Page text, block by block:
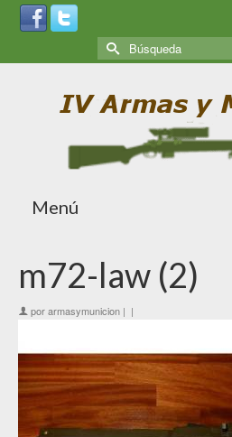
Menú
m72-law (2)
porarmasymunicion | |